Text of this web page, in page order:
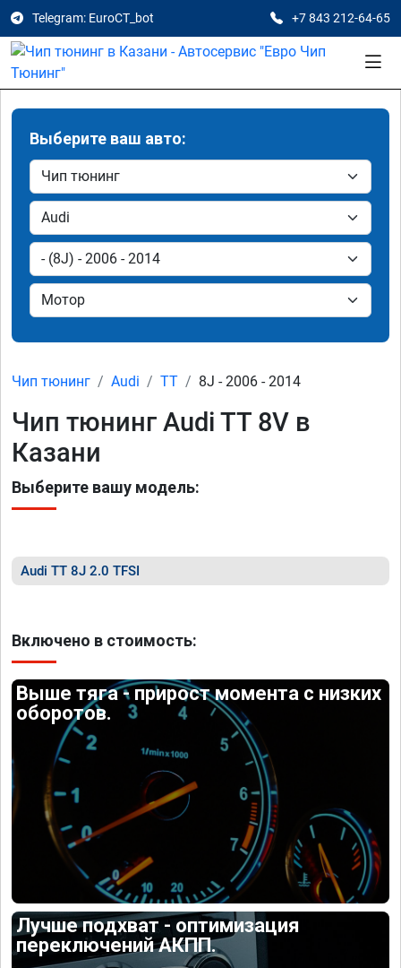
Telegram: EuroCT_bot +7 843 212-64-65
Выберите ваш авто:
Чип тюнинг Audi TT 8J - 2006 - 2014
Чип тюнинг Audi TT 8V в
Казани
Выберите вашу модель:
Audi TT 8J 2.0 TFSI
Включено в стоимость:
Выше тяга - прирост момента с низких
оборотов.
Лучше подхват - оптимизация
переключений АКПП.